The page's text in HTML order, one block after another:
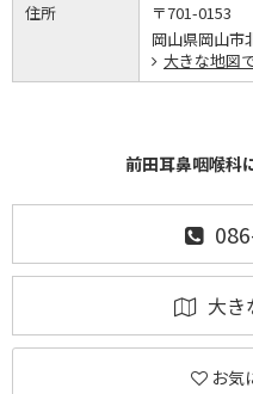
住所
〒701-0153
岡山県岡山市
大きな地図
前田耳鼻咽喉科
大き
お気